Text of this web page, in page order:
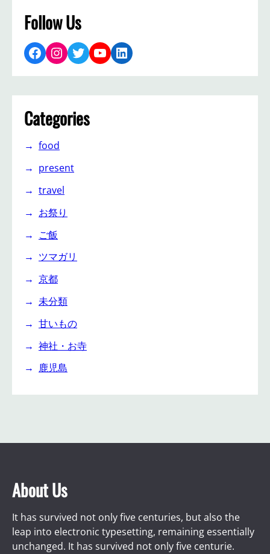
Follow Us
Facebook Instagram Twitter YouTube LinkedIn
Categories
food
present
travel
お祭り
ご飯
ツマガリ
京都
未分類
甘いもの
神社・お寺
鹿児島
About Us
It has survived not only five centuries, but also the
leap into electronic typesetting, remaining essentially
unchanged. It has survived not only five centurie.